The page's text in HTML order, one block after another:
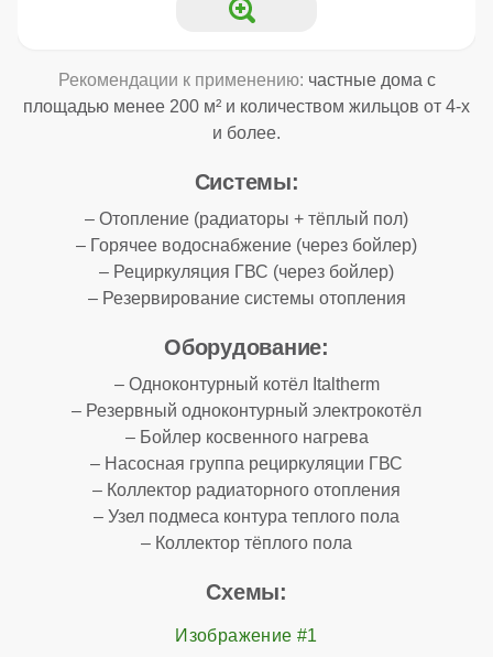
Рекомендации к применению: частные дома с
площадью менее 200 м² и количеством жильцов от 4-х
и более.
Системы:
– Отопление (радиаторы + тёплый пол)
– Горячее водоснабжение (через бойлер)
– Рециркуляция ГВС (через бойлер)
– Резервирование системы отопления
Оборудование:
– Одноконтурный котёл Italtherm
– Резервный одноконтурный электрокотёл
– Бойлер косвенного нагрева
– Насосная группа рециркуляции ГВС
– Коллектор радиаторного отопления
– Узел подмеса контура теплого пола
– Коллектор тёплого пола
Схемы:
Изображение #1